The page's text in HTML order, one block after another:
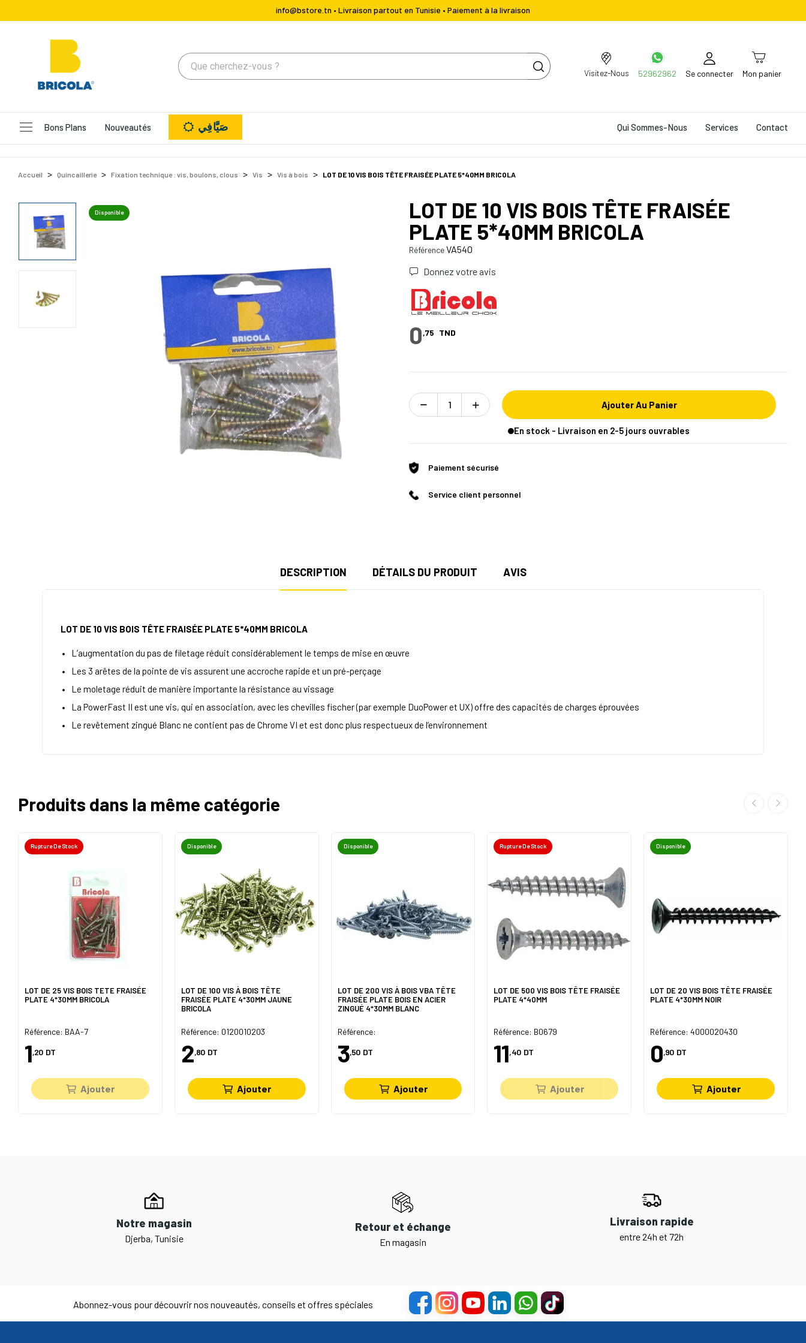
info@bstore.tn • Livraison partout en Tunisie • Paiement à la livraison
Visitez-Nous 52962962 Se connecter Mon panier
Bons Plans Nouveautés Qui Sommes-Nous Services Contact صَيَّافِي
Accueil Quincaillerie Fixation technique : vis, boulons, clous Vis Vis à bois LOT DE 10 VIS BOIS TÊTE FRAISÉE PLATE 5*40MM BRICOLA
Disponible
LOT DE 10 VIS BOIS TÊTE FRAISÉE
PLATE 5*40MM BRICOLA
RéférenceVA540
Donnez votre avis
0,75 TND
Ajouter Au Panier
En stock - Livraison en 2-5 jours ouvrables
Paiement sécurisé
Service client personnel
DESCRIPTION DÉTAILS DU PRODUIT AVIS
LOT DE 10 VIS BOIS TÊTE FRAISÉE PLATE 5*40MM BRICOLA
L’augmentation du pas de filetage réduit considérablement le temps de mise en œuvre
Les 3 arêtes de la pointe de vis assurent une accroche rapide et un pré-perçage
Le moletage réduit de manière importante la résistance au vissage
La PowerFast II est une vis, qui en association, avec les chevilles fischer (par exemple DuoPower et UX) offre des capacités de charges éprouvées
Le revêtement zingué Blanc ne contient pas de Chrome VI et est donc plus respectueux de l’environnement
Produits dans la même catégorie
Rupture De Stock
LOT DE 25 VIS BOIS TETE FRAISÉE
PLATE 4*30MM BRICOLA
Référence: BAA-7
1,20 DT
Ajouter
Disponible
LOT DE 100 VIS À BOIS TÊTE
FRAISÉE PLATE 4*30MM JAUNE
BRICOLA
Référence: 0120010203
2,80 DT
Ajouter
Disponible
LOT DE 200 VIS À BOIS VBA TÊTE
FRAISÉE PLATE BOIS EN ACIER
ZINGUÉ 4*30MM BLANC
Référence:
3,50 DT
Ajouter
Rupture De Stock
LOT DE 500 VIS BOIS TÊTE FRAISÉE
PLATE 4*40MM
Référence: B0679
11,40 DT
Ajouter
Disponible
LOT DE 20 VIS BOIS TÊTE FRAISÉE
PLATE 4*30MM NOIR
Référence: 4000020430
0,90 DT
Ajouter
Notre magasin
Djerba, Tunisie
Retour et échange
En magasin
Livraison rapide
entre 24h et 72h
Abonnez-vous pour découvrir nos nouveautés, conseils et offres spéciales